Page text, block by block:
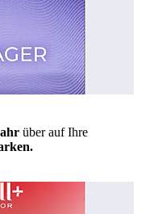
über auf Ihre